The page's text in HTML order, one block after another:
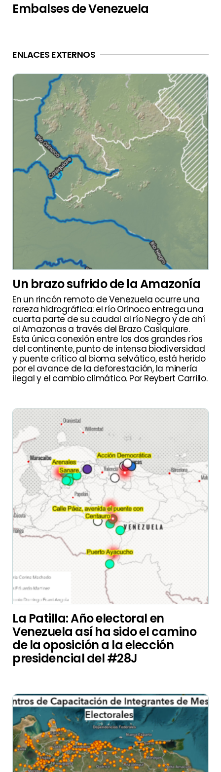
Embalses de Venezuela
ENLACES EXTERNOS
Un brazo sufrido de la Amazonía
En un rincón remoto de Venezuela ocurre una
rareza hidrográfica: el río Orinoco entrega una
cuarta parte de su caudal al río Negro y de ahí
al Amazonas a través del Brazo Casiquiare.
Esta única conexión entre los dos grandes ríos
del continente, punto de intensa biodiversidad
y puente crítico al bioma selvático, está herido
por el avance de la deforestación, la minería
ilegal y el cambio climático. Por Reybert Carrillo.
La Patilla: Año electoral en
Venezuela así ha sido el camino
de la oposición a la elección
presidencial del #28J